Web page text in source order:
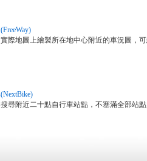
際地圖上繪製所在地中心附近的車況圖，
尋附近二十點自行車站點，不塞滿全部站